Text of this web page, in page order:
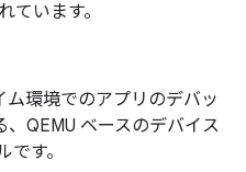
ています。
環境でのアプリのデバッ
QEMU ベースのデバイス
す。